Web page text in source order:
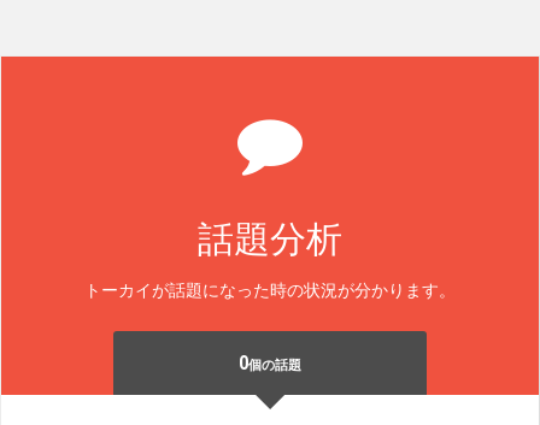
話題分析
トーカイが話題になった時の状況が分かります。
0個の話題